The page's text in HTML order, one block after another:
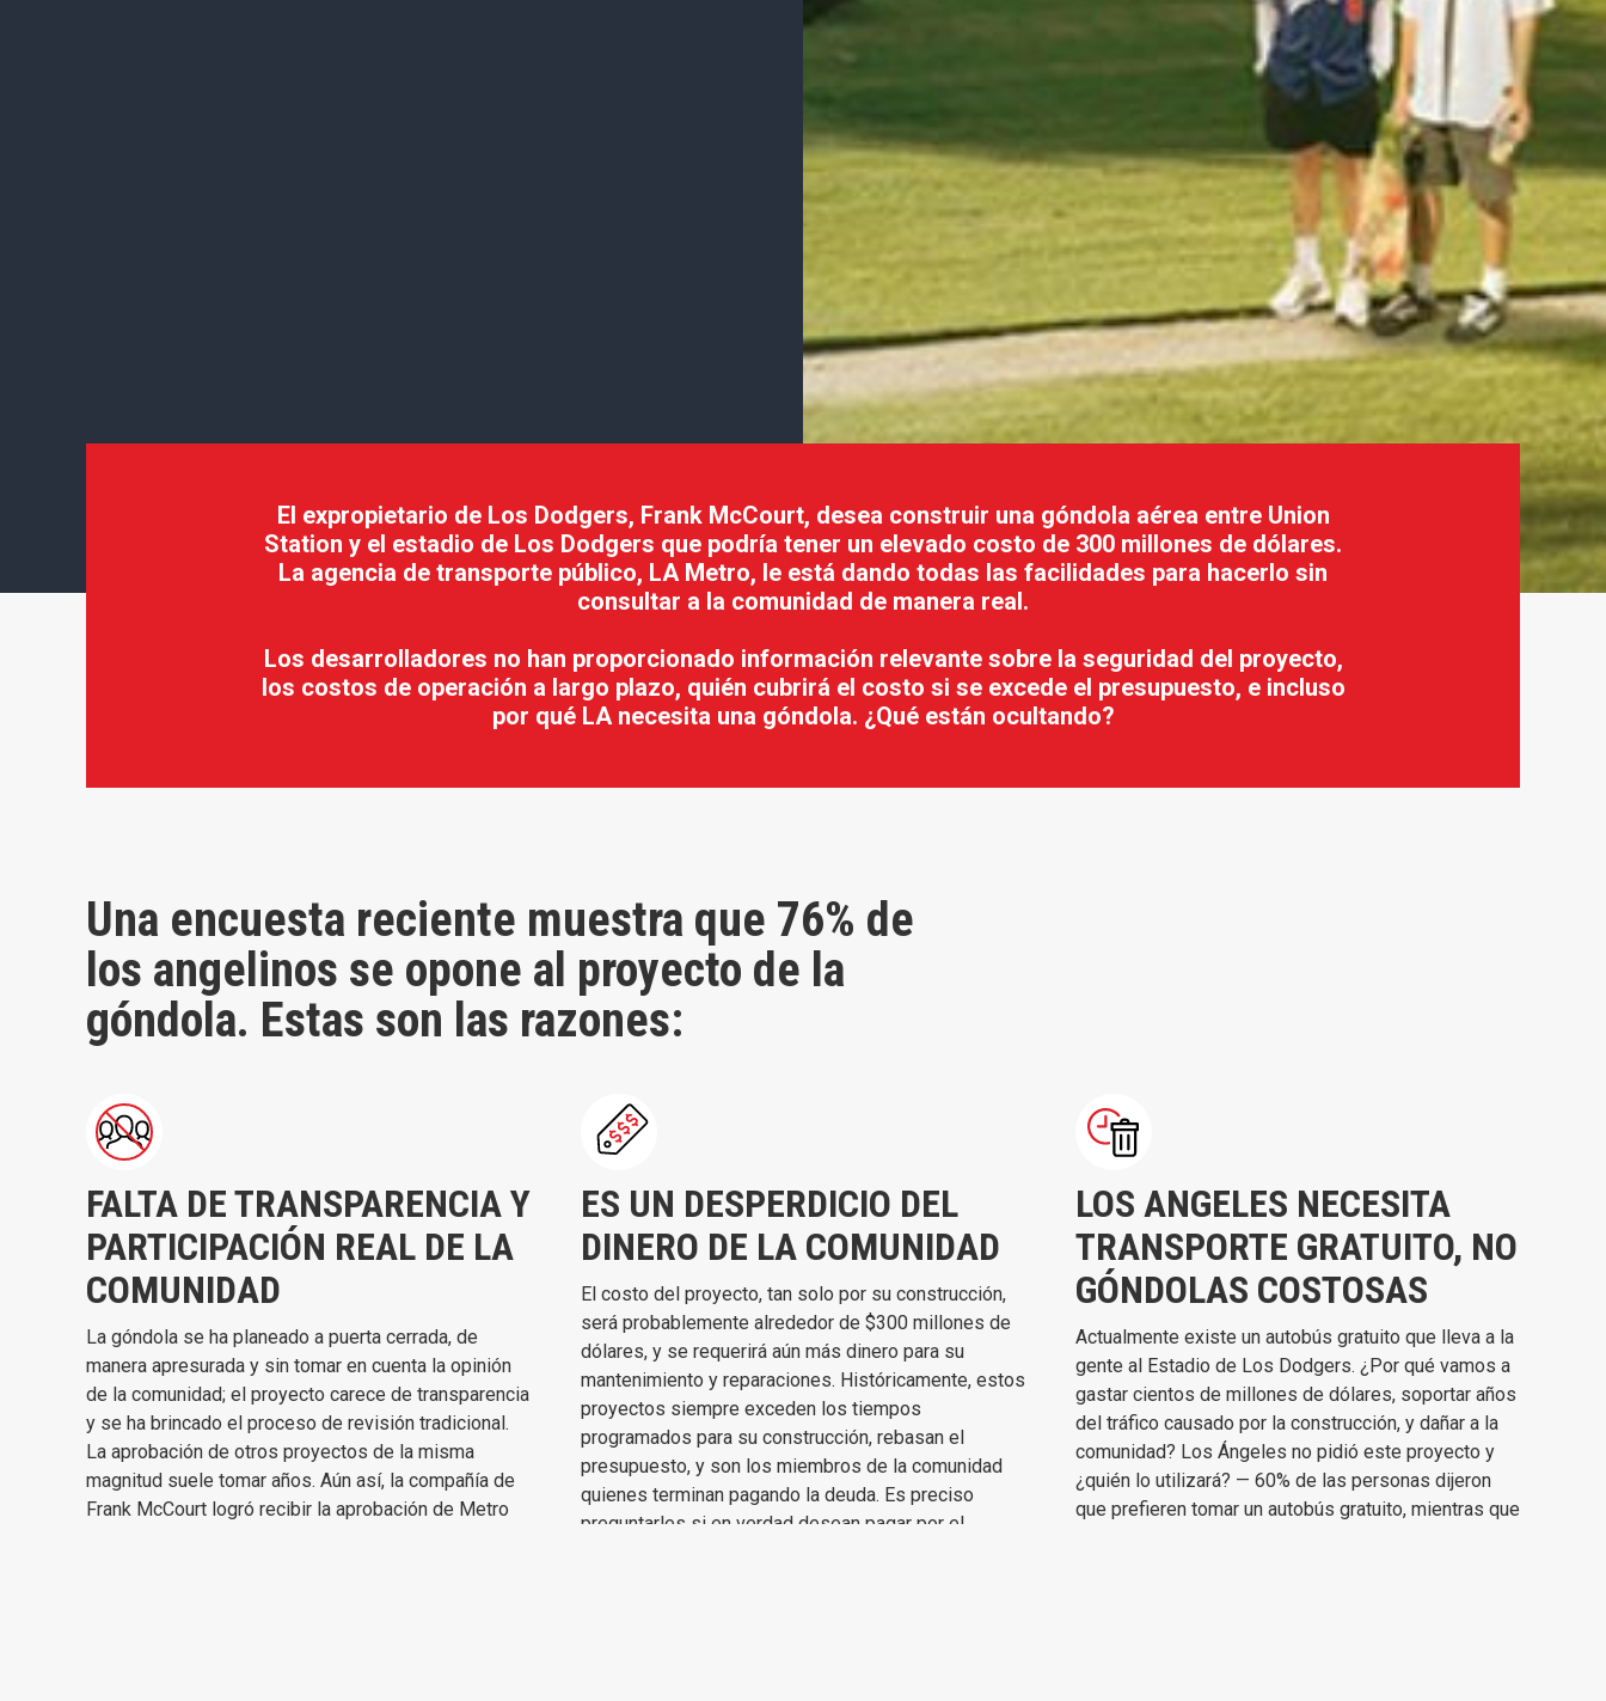
El expropietario de Los Dodgers, Frank McCourt, desea construir una góndola aérea entre Union
Station y el estadio de Los Dodgers que podría tener un elevado costo de 300 millones de dólares.
La agencia de transporte público, LA Metro, le está dando todas las facilidades para hacerlo sin
consultar a la comunidad de manera real.
Los desarrolladores no han proporcionado información relevante sobre la seguridad del proyecto,
los costos de operación a largo plazo, quién cubrirá el costo si se excede el presupuesto, e incluso
por qué LA necesita una góndola. ¿Qué están ocultando?
Una encuesta reciente muestra que 76% de
los angelinos se opone al proyecto de la
góndola. Estas son las razones:
FALTA DE TRANSPARENCIA Y
PARTICIPACIÓN REAL DE LA
COMUNIDAD
La góndola se ha planeado a puerta cerrada, de
manera apresurada y sin tomar en cuenta la opinión
de la comunidad; el proyecto carece de transparencia
y se ha brincado el proceso de revisión tradicional.
La aprobación de otros proyectos de la misma
magnitud suele tomar años. Aún así, la compañía de
Frank McCourt logró recibir la aprobación de Metro
ES UN DESPERDICIO DEL
DINERO DE LA COMUNIDAD
El costo del proyecto, tan solo por su construcción,
será probablemente alrededor de $300 millones de
dólares, y se requerirá aún más dinero para su
mantenimiento y reparaciones. Históricamente, estos
proyectos siempre exceden los tiempos
programados para su construcción, rebasan el
presupuesto, y son los miembros de la comunidad
quienes terminan pagando la deuda. Es preciso
preguntarles si en verdad desean pagar por el
LOS ANGELES NECESITA
TRANSPORTE GRATUITO, NO
GÓNDOLAS COSTOSAS
Actualmente existe un autobús gratuito que lleva a la
gente al Estadio de Los Dodgers. ¿Por qué vamos a
gastar cientos de millones de dólares, soportar años
del tráfico causado por la construcción, y dañar a la
comunidad? Los Ángeles no pidió este proyecto y
¿quién lo utilizará? — 60% de las personas dijeron
que prefieren tomar un autobús gratuito, mientras que